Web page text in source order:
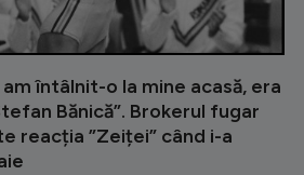
am întâlnit-o la mine acasă, era
Bănică”. Brokerul fugar
reacția ”Zeiței” când i-a